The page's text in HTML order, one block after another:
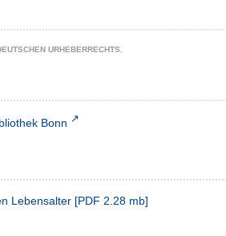
URHEBERRECHTS.
Bonn
Lebensalter [PDF 2.28 mb]